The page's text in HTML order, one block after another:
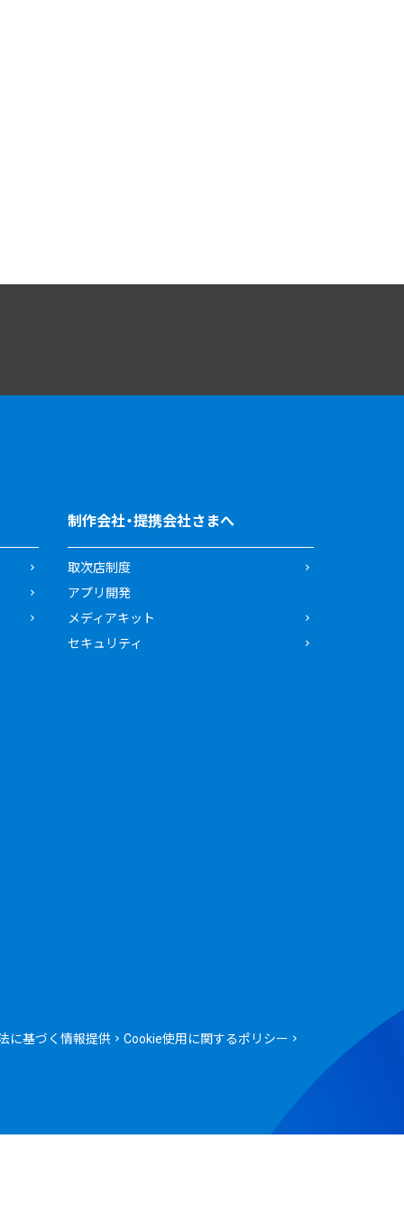
制作会社・提携会社さまへ
取次店制度
アプリ開発
メディアキット
セキュリティ
に基づく情報提供 Cookie使用に関するポリシー